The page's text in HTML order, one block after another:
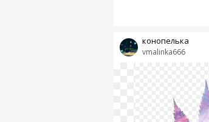
vmalinka666
конопелька